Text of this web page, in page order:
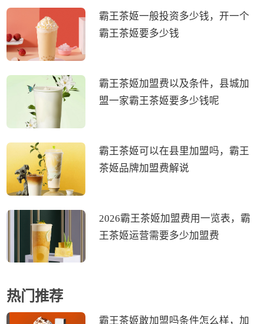
霸王茶姬一般投资多少钱，开一个
霸王茶姬要多少钱
霸王茶姬加盟费以及条件，县城加
盟一家霸王茶姬要多少钱呢
霸王茶姬可以在县里加盟吗，霸王
茶姬品牌加盟费解说
2026霸王茶姬加盟费用一览表，霸
王茶姬运营需要多少加盟费
热门推荐
霸王茶姬敢加盟吗条件怎么样，加